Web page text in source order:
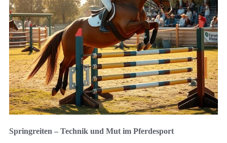
Springreiten – Technik und Mut im Pferdesport